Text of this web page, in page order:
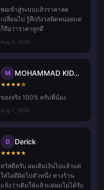
พอเข้าสู่ระบบแล้วราคาลด
เปลี่ยนไป รู้สึกกังวลนิดหน่อยแต่
ก็ถือว่าราคาถูกดี
Aug 8, 2026
M MOHAMMAD KIDASH Kp
★★★★☆
ของจริง 100% ครับพี่น้อง
Aug 7, 2026
D Derick
★★★★★
สวัสดีครับ ผมเติมเงินไปแล้วแต่
ใส่ไอดีผิดไปตัวหนึ่ง ทางร้าน
แจ้งว่าเติมให้แล้วแต่ผมไม่ได้รับ